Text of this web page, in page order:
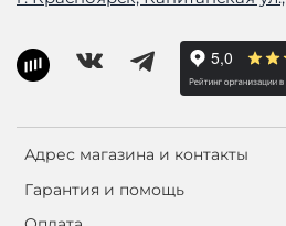
Адрес магазина и контакты
Гарантия и помощь